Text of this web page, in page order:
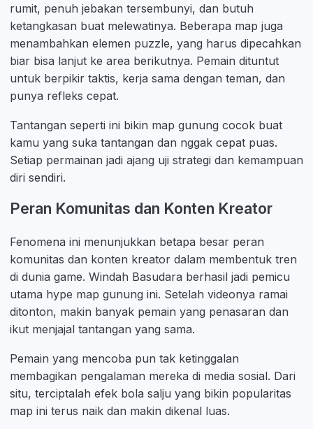
rumit, penuh jebakan tersembunyi, dan butuh
ketangkasan buat melewatinya. Beberapa map juga
menambahkan elemen puzzle, yang harus dipecahkan
biar bisa lanjut ke area berikutnya. Pemain dituntut
untuk berpikir taktis, kerja sama dengan teman, dan
punya refleks cepat.
Tantangan seperti ini bikin map gunung cocok buat
kamu yang suka tantangan dan nggak cepat puas.
Setiap permainan jadi ajang uji strategi dan kemampuan
diri sendiri.
Peran Komunitas dan Konten Kreator
Fenomena ini menunjukkan betapa besar peran
komunitas dan konten kreator dalam membentuk tren
di dunia game. Windah Basudara berhasil jadi pemicu
utama hype map gunung ini. Setelah videonya ramai
ditonton, makin banyak pemain yang penasaran dan
ikut menjajal tantangan yang sama.
Pemain yang mencoba pun tak ketinggalan
membagikan pengalaman mereka di media sosial. Dari
situ, terciptalah efek bola salju yang bikin popularitas
map ini terus naik dan makin dikenal luas.